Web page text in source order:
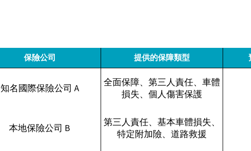
保險公司 提供的保障類型
知名國際保險公司 A
全面保障、第三人責任、車體
損失、個人傷害保護
本地保險公司 B
第三人責任、基本車體損失、
特定附加險、道路救援